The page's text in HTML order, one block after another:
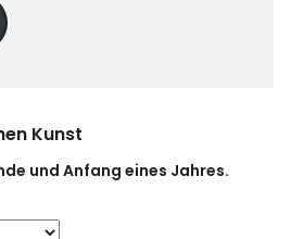
Kunst
und Anfang eines Jahres.